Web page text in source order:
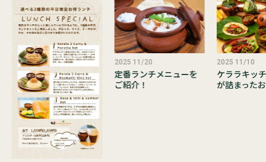
2025 11/20
定番ランチメニューを
ご紹介！
2025 11/10
ケララキッ
が詰まった